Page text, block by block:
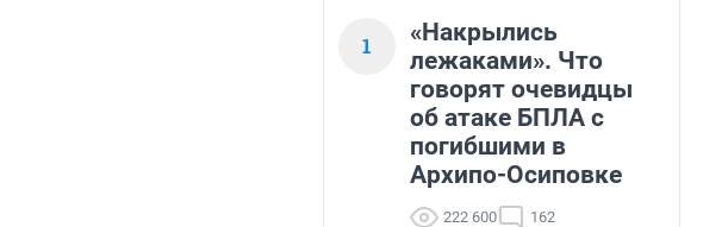
1
«Накрылись
лежаками». Что
говорят очевидцы
об атаке БПЛА с
погибшими в
Архипо-Осиповке
222 600 162